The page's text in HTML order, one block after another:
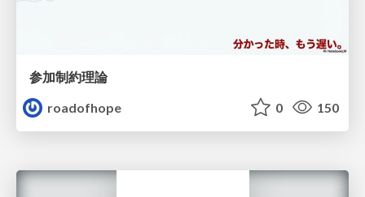
参加制約理論
roadofhope
0 150